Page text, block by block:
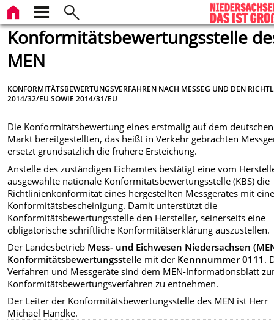
Konformitätsbewertungsstelle
MEN
KONFORMITÄTSBEWERTUNGSVERFAHREN NACH MESSEG UND DEN
2014/32/EU SOWIE 2014/31/EU
Die Konformitätsbewertung eines erstmalig auf dem deutschen
Markt bereitgestellten, das heißt in Verkehr gebrachten
ersetzt grundsätzlich die frühere Ersteichung.
Anstelle des zuständigen Eichamtes bestätigt eine vom
ausgewählte nationale Konformitätsbewertungsstelle (KBS) die
Richtlinienkonformität eines hergestellten Messgerätes mit
Konformitätsbescheinigung. Damit unterstützt die
Konformitätsbewertungsstelle den Hersteller, seinerseits eine
obligatorische schriftliche Konformitätserklärung auszustellen.
Der Landesbetrieb Mess- und Eichwesen Niedersachsen
Konformitätsbewertungsstelle mit der Kennnummer 0111 .
Verfahren und Messgeräte sind dem MEN-Informationsblatt
Konformitätsbewertungsverfahren zu entnehmen.
Der Leiter der Konformitätsbewertungsstelle des MEN ist Herr
Michael Handke.